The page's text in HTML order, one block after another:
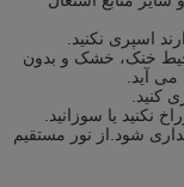
اسپری نکنید.
خنک، خشک و بدون
آید.
کنید.
نکنید یا سوزانید.
نگهداری شود.از نور مستقیم